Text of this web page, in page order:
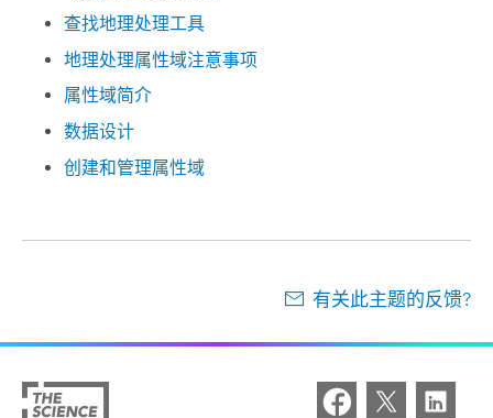
查找地理处理工具
地理处理属性域注意事项
属性域简介
数据设计
创建和管理属性域
有关此主题的反馈?